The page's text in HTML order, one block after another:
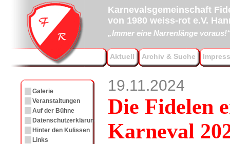
Karnevalsgemeinschaft
von 1980 weiss-rot e.V.
„Immer eine Narrenlänge
Aktuell Archiv & Suche
19.11.2024
Die Fidelen
Karneval
Galerie
Veranstaltungen
Auf der Bühne
Datenschutzerklärung
Hinter den Kulissen
Links